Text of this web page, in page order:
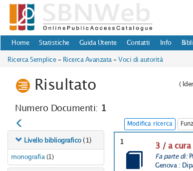
Home Statistiche Guida Utente Contatti Info
Ricerca Semplice - Ricerca Avanzata - Voci di autorità
Risultato (
Numero Documenti: 1
Modifica ricerca
Livello bibliografico (1)
monografia (1)
1
3 / a cura
Fa parte di:
Genova :